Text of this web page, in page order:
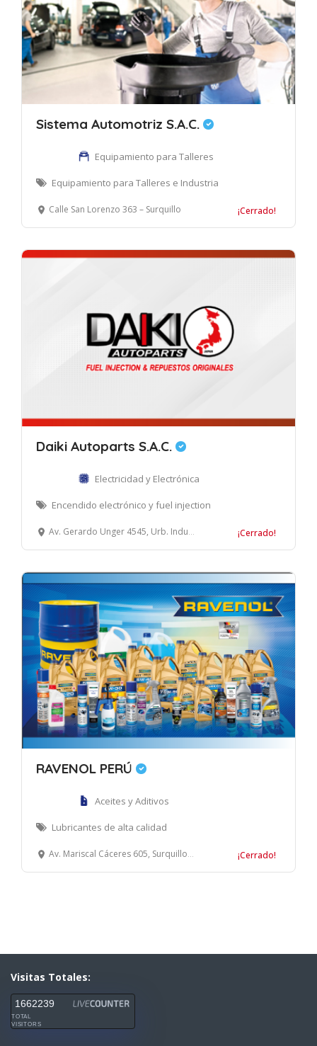
Sistema Automotriz S.A.C.
Equipamiento para Talleres
Equipamiento para Talleres e Industria
Calle San Lorenzo 363 – Surquillo ¡Cerrado!
Daiki Autoparts S.A.C.
Electricidad y Electrónica
Encendido electrónico y fuel injection
Av. Gerardo Unger 4545, Urb. Industrial Naranjal, Independencia, Lima ¡Cerrado!
RAVENOL PERÚ
Aceites y Aditivos
Lubricantes de alta calidad
Av. Mariscal Cáceres 605, Surquillo, Lima ¡Cerrado!
Visitas Totales:
1662239
TOTAL
VISITORS